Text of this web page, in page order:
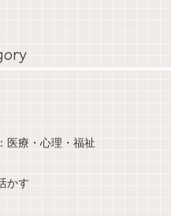
医療・心理・福祉
かす